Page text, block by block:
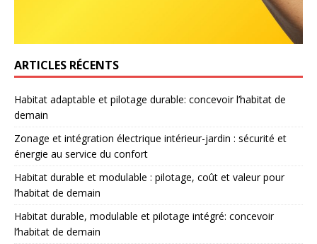
ARTICLES RÉCENTS
Habitat adaptable et pilotage durable: concevoir l’habitat de
demain
Zonage et intégration électrique intérieur-jardin : sécurité et
énergie au service du confort
Habitat durable et modulable : pilotage, coût et valeur pour
l’habitat de demain
Habitat durable, modulable et pilotage intégré: concevoir
l’habitat de demain